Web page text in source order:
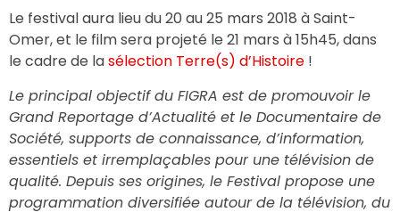
Le festival aura lieu du 20 au 25 mars 2018 à Saint-
Omer, et le film sera projeté le 21 mars à 15h45, dans
le cadre de lasélection Terre(s) d’Histoire !
Le principal objectif du FIGRA est de promouvoir le
Grand Reportage d’Actualité et le Documentaire de
Société, supports de connaissance, d’information,
essentiels et irremplaçables pour une télévision de
qualité. Depuis ses origines, le Festival propose une
programmation diversifiée autour de la télévision, du